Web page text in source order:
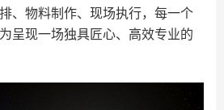
、物料制作、现场执行，每一个
呈现一场独具匠心、高效专业的